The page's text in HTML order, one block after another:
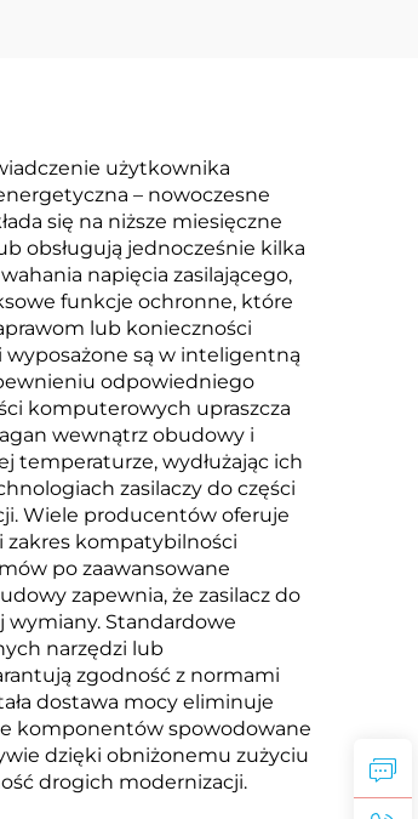
użytkownika
– nowoczesne
się na niższe miesięczne
obsługują jednocześnie kilka
napięcia zasilającego,
funkcje ochronne, które
lub konieczności
wyposażone są w inteligentną
odpowiedniego
komputerowych upraszcza
wewnątrz obudowy i
temperaturze, wydłużając ich
zasilaczy do części
Wiele producentów oferuje
zakres kompatybilności
po zaawansowane
zapewnia, że zasilacz do
Standardowe
narzędzi lub
zgodność z normami
dostawa mocy eliminuje
komponentów spowodowane
dzięki obniżonemu zużyciu
drogich modernizacji.